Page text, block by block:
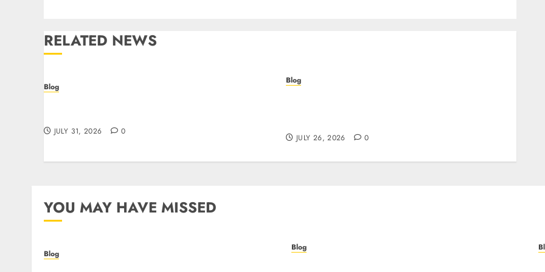
RELATED NEWS
Blog
JULY 31, 2026 0
Blog
JULY 26, 2026 0
YOU MAY HAVE MISSED
Blog
Blog